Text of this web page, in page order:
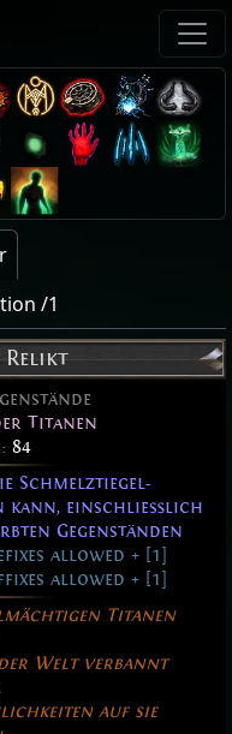
/1
Relikt
Titanen
84
Schmelztiegel-
kann, einschließlich
Gegenständen
allowed + [1]
allowed + [1]
Titanen
Welt verbannt
auf sie